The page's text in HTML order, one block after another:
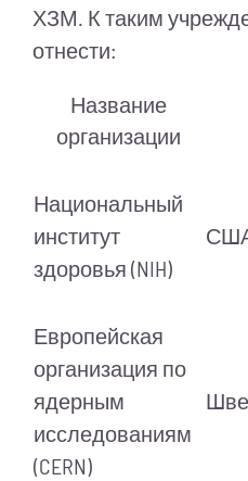
ХЗМ. К таким
отнести:
Название
организации
Национальный
институт
здоровья (NIH)
Европейская
организация по
ядерным
исследованиям
(CERN)